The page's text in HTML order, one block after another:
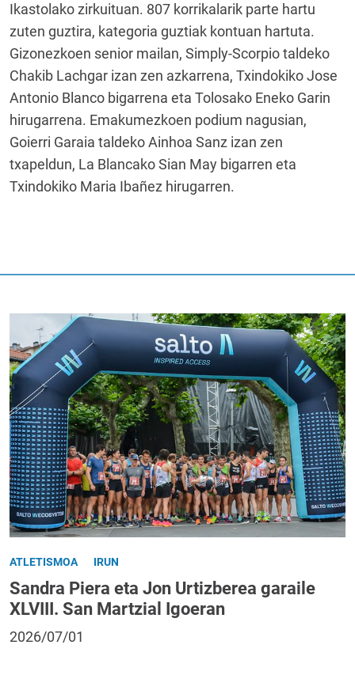
Ikastolako zirkuituan. 807 korrikalarik parte hartu
zuten guztira, kategoria guztiak kontuan hartuta.
Gizonezkoen senior mailan, Simply-Scorpio taldeko
Chakib Lachgar izan zen azkarrena, Txindokiko Jose
Antonio Blanco bigarrena eta Tolosako Eneko Garin
hirugarrena. Emakumezkoen podium nagusian,
Goierri Garaia taldeko Ainhoa Sanz izan zen
txapeldun, La Blancako Sian May bigarren eta
Txindokiko Maria Ibañez hirugarren.
ATLETISMOA IRUN
Sandra Piera eta Jon Urtizberea garaile
XLVIII. San Martzial Igoeran
2026/07/01